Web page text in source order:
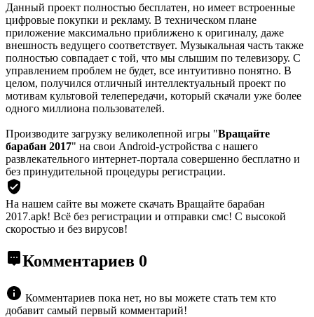
Данный проект полностью бесплатен, но имеет встроенные
цифровые покупки и рекламу. В техническом плане
приложение максимально приближено к оригиналу, даже
внешность ведущего соответствует. Музыкальная часть также
полностью совпадает с той, что мы слышим по телевизору. С
управлением проблем не будет, все интуитивно понятно. В
целом, получился отличный интеллектуальный проект по
мотивам культовой телепередачи, который скачали уже более
одного миллиона пользователей.
Производите загрузку великолепной игры "Вращайте
барабан 2017" на свои Android-устройства с нашего
развлекательного интернет-портала совершенно бесплатно и
без принудительной процедуры регистрации.
На нашем сайте вы можете скачать Вращайте барабан
2017.apk! Всё без регистрации и отправки смс! С высокой
скоростью и без вирусов!
Комментариев 0
Комментариев пока нет, но вы можете стать тем кто
добавит самый первый комментарий!